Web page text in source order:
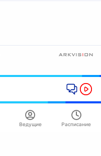
Ведущие Расписание